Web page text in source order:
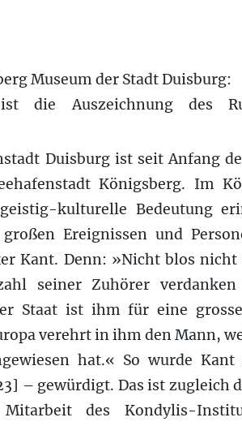
Museum der Stadt Duisburg:
die Auszeichnung des
Duisburg ist seit Anfang
Königsberg. Im
kulturelle Bedeutung
Ereignissen und
Kant. Denn: »Nicht blos
seiner Zuhörer
Staat ist ihm für eine
verehrt in ihm den Mann,
hat.« So wurde
– gewürdigt. Das ist zugleich
des Kondylis-